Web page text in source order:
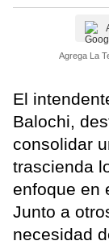
Agrega La
El
Balochi,
consolidar
trascienda
enfoque en
Junto a
necesidad